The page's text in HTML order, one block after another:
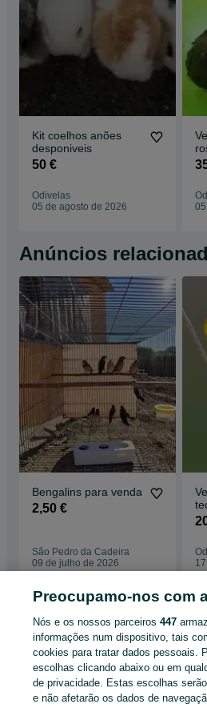
Kit coelhos anões
desponiveis
50 €
Odivelas
05 de agosto de 2026
Anúncios
Bengalins para venda
2,50 €
São Pedro da Cadeira
09 de julho de 2026
Página principal Animais Aves Canários
Odivelas
CATEGORIA
Preocupamo-nos com
Nós e os nossos parceiros447
informações num dispositivo, tais
cookies para tratar dados pessoais.
escolhas clicando abaixo ou em
de privacidade. Estas escolhas
e não afetarão os dados de